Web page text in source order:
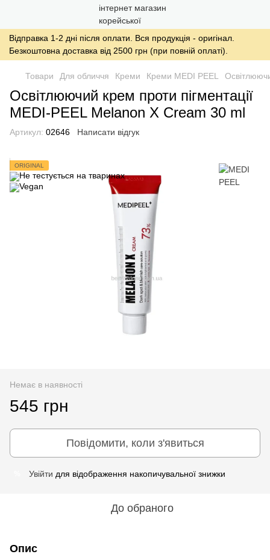
Відправка 1-2 дні після оплати. Вся продукція - оригінал.
Безкоштовна доставка від 2500 грн (при повній оплаті).
Товари Для обличчя Креми Креми MEDI PEEL
Освітлюючий крем проти пігментації
MEDI-PEEL Melanon X Cream 30 ml
Артикул: 02646 Написати відгук
ORIGINAL
Немає в наявності
545 грн
Повідомити, коли з'явиться
Увійти для відображення накопичувальної знижки
До обраного
Опис